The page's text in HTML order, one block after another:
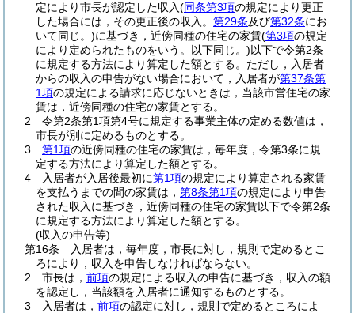
定により市長が認定した収入(同条第3項の規定により更正
した場合には，その更正後の収入。 第29条及び第32条にお
いて同じ。)に基づき，近傍同種の住宅の家賃(第3項の規定
により定められたものをいう。以下同じ。)以下で令第2条
に規定する方法により算定した額とする。 ただし，入居者
からの収入の申告がない場合において，入居者が第37条第
1項の規定による請求に応じないときは，当該市営住宅の家
賃は，近傍同種の住宅の家賃とする。
2
令第2条第1項第4号に規定する事業主体の定める数値は，
市長が別に定めるものとする。
3
第1項の近傍同種の住宅の家賃は，毎年度，令第3条に規
定する方法により算定した額とする。
4
入居者が入居後最初に第1項の規定により算定される家賃
を支払うまでの間の家賃は， 第8条第1項の規定により申告
された収入に基づき，近傍同種の住宅の家賃以下で令第2条
に規定する方法により算定した額とする。
(収入の申告等)
第16条
入居者は，毎年度，市長に対し，規則で定めるとこ
ろにより，収入を申告しなければならない。
2
市長は， 前項の規定による収入の申告に基づき，収入の額
を認定し，当該額を入居者に通知するものとする。
3
入居者は， 前項の認定に対し，規則で定めるところによ